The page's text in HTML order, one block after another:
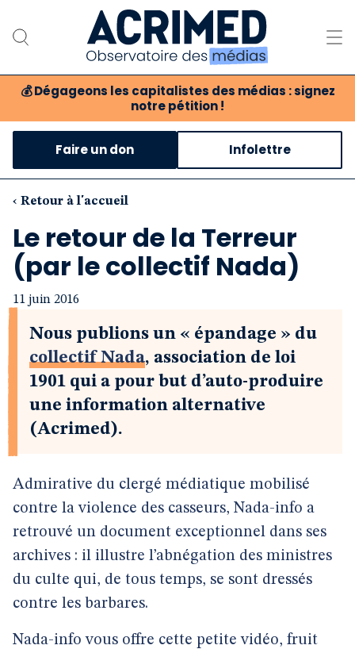
💰 Dégageons les capitalistes des médias : signez
notre pétition !
Notre association
Notre critique des médias
Nos propositions
Notre revue
Boutique
Faire un don Infolettre
‹ Retour à l'accueil
Le retour de la Terreur
(par le collectif Nada)
11 juin 2016
Nous publions un « épandage » du
collectif Nada, association de loi
1901 qui a pour but d’auto-produire
une information alternative
(Acrimed).
Admirative du clergé médiatique mobilisé
contre la violence des casseurs, Nada-info a
retrouvé un document exceptionnel dans ses
archives : il illustre l’abnégation des ministres
du culte qui, de tous temps, se sont dressés
contre les barbares.
Nada-info vous offre cette petite vidéo, fruit